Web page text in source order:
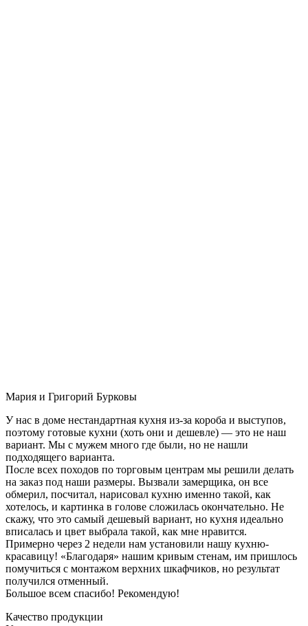
Мария и Григорий Бурковы
У нас в доме нестандартная кухня из-за короба и выступов,
поэтому готовые кухни (хоть они и дешевле) — это не наш
вариант. Мы с мужем много где были, но не нашли
подходящего варианта.
После всех походов по торговым центрам мы решили делать
на заказ под наши размеры. Вызвали замерщика, он все
обмерил, посчитал, нарисовал кухню именно такой, как
хотелось, и картинка в голове сложилась окончательно. Не
скажу, что это самый дешевый вариант, но кухня идеально
вписалась и цвет выбрала такой, как мне нравится.
Примерно через 2 недели нам установили нашу кухню-
красавицу! «Благодаря» нашим кривым стенам, им пришлось
помучиться с монтажом верхних шкафчиков, но результат
получился отменный.
Большое всем спасибо! Рекомендую!
Качество продукции